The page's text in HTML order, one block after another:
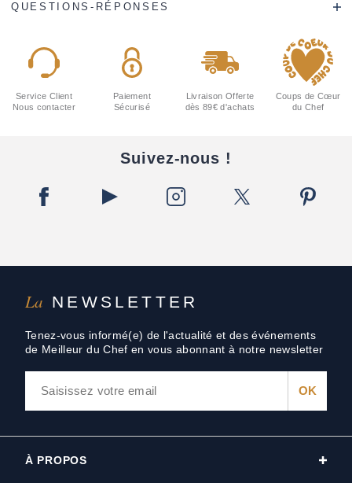
QUESTIONS-RÉPONSES
La NEWSLETTER
Tenez-vous informé(e) de l'actualité et des événements
de Meilleur du Chef en vous abonnant à notre newsletter
Service Client
Nous contacter
Paiement
Sécurisé
Livraison Offerte
dès 89€ d'achats
Coups de Cœur
du Chef
Suivez-nous !
À PROPOS